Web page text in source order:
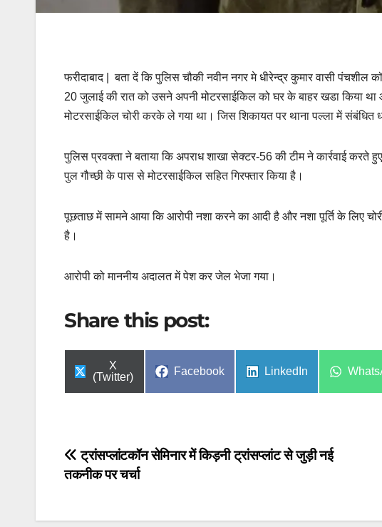
फरीदाबाद | बता दें कि पुलिस चौकी नवीन नगर मे धीरेन्द्र कुमार वासी पंचशील
20 जुलाई की रात को उसने अपनी मोटरसाईकिल को घर के बाहर खडा किया था
मोटरसाईकिल चोरी करके ले गया था। जिस शिकायत पर थाना पल्ला में संबंधित
पुलिस प्रवक्ता ने बताया कि अपराध शाखा सेक्टर-56 की टीम ने कार्रवाई करते
पुल गौच्छी के पास से मोटरसाईकिल सहित गिरफ्तार किया है।
पूछताछ में सामने आया कि आरोपी नशा करने का आदी है और नशा पूर्ति के लिए
है।
आरोपी को माननीय अदालत में पेश कर जेल भेजा गया।
Share this post:
Share
on
X
(Twitter)
Share
Facebook
Share
LinkedIn
Share
Post
navigation
ट्रांसप्लांटकॉन सेमिनार में किड़नी ट्रांसप्लांट से जुड़ी नई
तकनीक पर चर्चा